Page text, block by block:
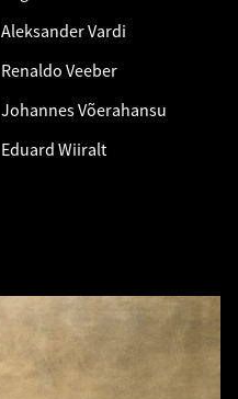
Aleksander Vardi
Renaldo Veeber
Johannes Võerahansu
Eduard Wiiralt